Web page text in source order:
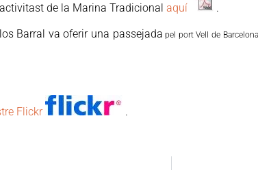
de la Marina Tradicional aquí .
Barral va oferir una passejada pel port Vell de
Flickr .